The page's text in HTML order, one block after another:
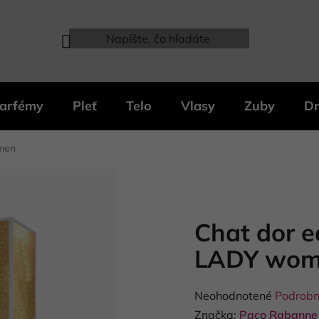
Pleť Telo Vlasy Zuby
Chat dor
LADY
Priemerné
hodnotenie
Neohodnotené
Značka: Paco Rabanne